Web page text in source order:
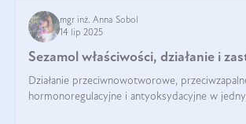
mgr inż. Anna Sobol
14 lip 2025
Sezamol właściwości, działanie i
Działanie przeciwnowotworowe,
hormonoregulacyjne i antyoksydacyjne w